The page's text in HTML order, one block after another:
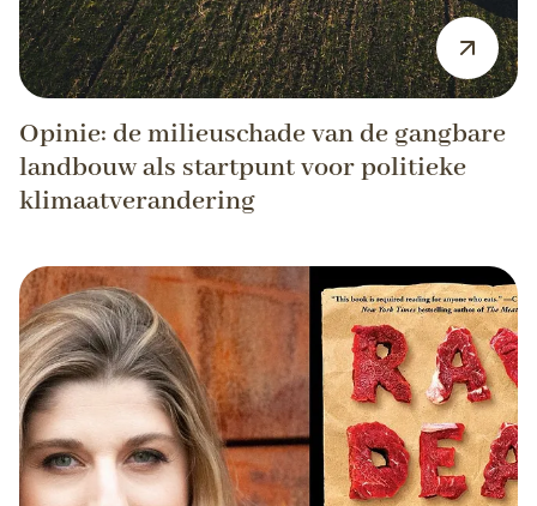
Opinie: de milieuschade van de gangbare
landbouw als startpunt voor politieke
klimaatverandering